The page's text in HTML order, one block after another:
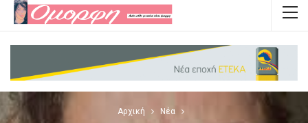
Αρχική Νέα